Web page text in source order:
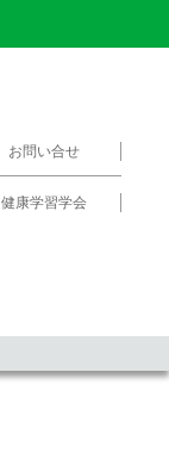
お問い合せ
健康学習学会